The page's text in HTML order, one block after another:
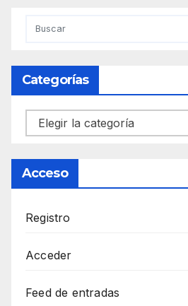
Categorías
Categorías
Acceso
Registro
Acceder
Feed de entradas